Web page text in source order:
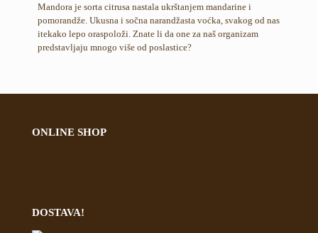
Mandora je sorta citrusa nastala ukrštanjem mandarine i
pomorandže. Ukusna i sočna narandžasta voćka, svakog od nas
itekako lepo oraspoloži. Znate li da one za naš organizam
predstavljaju mnogo više od poslastice?
ONLINE SHOP
DOSTAVA!